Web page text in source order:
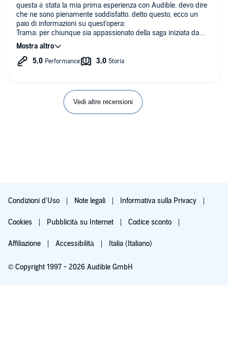
questa è stata la mia prima esperienza con Audible. devo dire
che ne sono pienamente soddisfatto. detto questo, ecco un
paio di informazioni su quest'opera:
Trama: per chiunque sia appassionato della saga iniziata da
Ridley Scott, quest'opera saprà farsi apprezzare. una sorta di
preludio al secondo film della saga di Alien, che spiega nei
dettagli gli avvenimenti che hanno portato agli eventi narrati del
semplice narrazione parola per parola di un libro, quanto più di
una recitazione di uno script, dove tutta la storia è narrata dai
dialoghi dei vari personaggi. Se dovessi trovare un paragone
adatto, è simile ad ascoltare una radiodramma alla radio, il che
Vedi altre recensioni
Condizioni d'Uso Note legali Informativa sulla Privacy
Cookies Pubblicità su Internet Codice sconto
Affiliazione Accessibilità Italia (Italiano)
© Copyright 1997 - 2026 Audible GmbH